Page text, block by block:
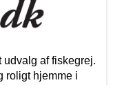
udvalg af fiskegrej.
roligt hjemme i